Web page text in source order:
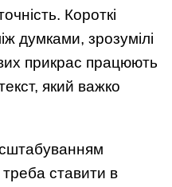
Короткі
думками, зрозумілі
прикрас працюють
який важко
треба ставити в